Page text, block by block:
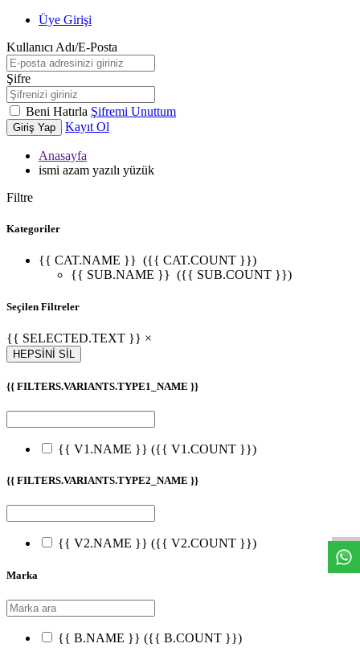
Üye Girişi
Kullanıcı Adı/E-Posta
Şifre
Beni Hatırla Şifremi Unuttum
Giriş Yap Kayıt Ol
Anasayfa
ismi azam yazılı yüzük
Filtre
Kategoriler
{{ CAT.NAME }} ({{ CAT.COUNT }})
{{ SUB.NAME }} ({{ SUB.COUNT }})
Seçilen Filtreler
{{ SELECTED.TEXT }} ×
HEPSİNİ SİL
{{ FILTERS.VARIANTS.TYPE1_NAME }}
{{ V1.NAME }} ({{ V1.COUNT }})
{{ FILTERS.VARIANTS.TYPE2_NAME }}
{{ V2.NAME }} ({{ V2.COUNT }})
Marka
{{ B.NAME }} ({{ B.COUNT }})